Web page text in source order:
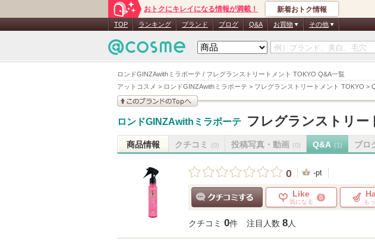
ロンドGINZAwithミラボーテ / フレグランストリートメント TOKYO Q&A一覧
アットコスメ > ロンドGINZAwithミラボーテ > フレグランストリートメント TOKYO >
おトクにキレイになる情報が満載！ 新着おトク情報
TOP ランキング ブランド ブログ Q&A お買物 その他
ロンドGINZAwithミラボーテ フレグランストリー
商品情報 クチコミ (0) 投稿写真・動画 (0) Q&A (1) ブロ
0 -pt
Like
気になる
8
も
クチコミ 0件 注目人数 8人